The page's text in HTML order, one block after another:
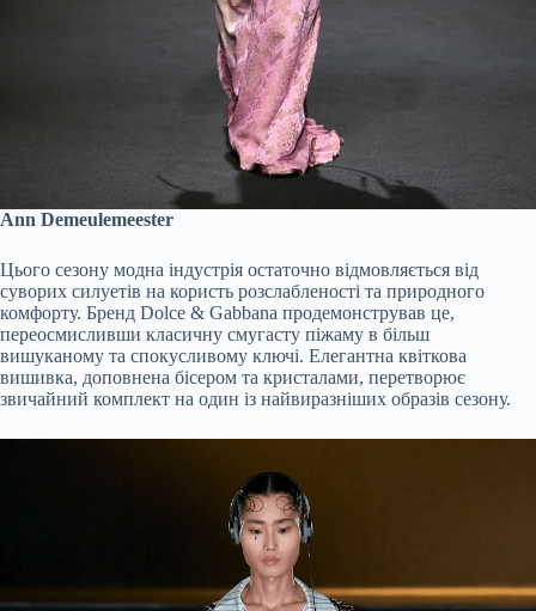
Ann Demeulemeester
Цього сезону модна індустрія остаточно відмовляється від
суворих силуетів на користь розслабленості та природного
комфорту. Бренд Dolce & Gabbana продемонстрував це,
переосмисливши класичну смугасту піжаму в більш
вишуканому та спокусливому ключі. Елегантна квіткова
вишивка, доповнена бісером та кристалами, перетворює
звичайний комплект на один із найвиразніших образів сезону.